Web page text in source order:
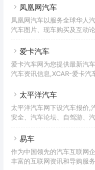
站！凤凰网汽车
凤凰网汽车以服务全球华人
汽车图片、现车购买及互动
爱卡汽车
爱卡汽车网为您提供最新汽
汽车资讯信息,XCAR-爱卡汽
区。太平洋汽车
太平洋汽车网下设汽车报价,
安全、汽车论坛、自驾游、
价、相关新闻和图片等
易车
作为中国领先的汽车互联网
丰富的互联网资讯和导购服